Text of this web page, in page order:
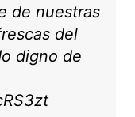
de nuestras
del
digno de